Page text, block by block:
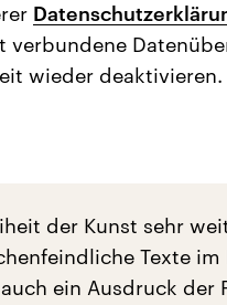
verbundene
wieder deaktivieren.
der Kunst sehr
Texte im
ein Ausdruck der